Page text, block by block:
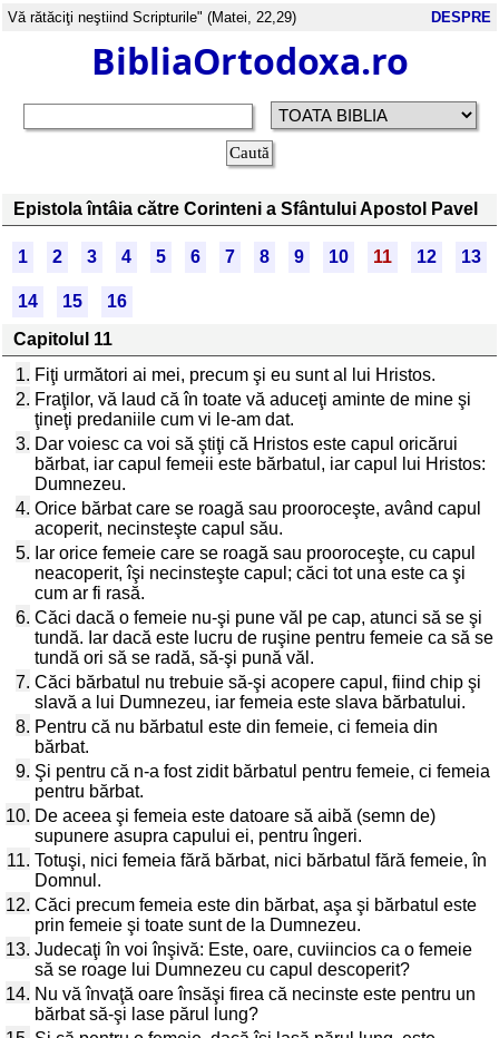
Vă rătăciţi neştiind Scripturile" (Matei, 22,29) DESPRE
BibliaOrtodoxa.ro
Epistola întâia către Corinteni a Sfântului Apostol Pavel
1 2 3 4 5 6 7 8 9 10 11 12 13
14 15
16
Capitolul 11
1. Fiţi următori ai mei, precum şi eu sunt al lui Hristos.
2. Fraţilor, vă laud că în toate vă aduceţi aminte de mine şi
ţineţi predaniile cum vi le-am dat.
3. Dar voiesc ca voi să ştiţi că Hristos este capul oricărui
bărbat, iar capul femeii este bărbatul, iar capul lui Hristos:
Dumnezeu.
4. Orice bărbat care se roagă sau prooroceşte, având capul
acoperit, necinsteşte capul său.
5. Iar orice femeie care se roagă sau prooroceşte, cu capul
neacoperit, îşi necinsteşte capul; căci tot una este ca şi
cum ar fi rasă.
6. Căci dacă o femeie nu-şi pune văl pe cap, atunci să se şi
tundă. Iar dacă este lucru de ruşine pentru femeie ca să se
tundă ori să se radă, să-şi pună văl.
7. Căci bărbatul nu trebuie să-şi acopere capul, fiind chip şi
slavă a lui Dumnezeu, iar femeia este slava bărbatului.
8. Pentru că nu bărbatul este din femeie, ci femeia din
bărbat.
9. Şi pentru că n-a fost zidit bărbatul pentru femeie, ci femeia
pentru bărbat.
10. De aceea şi femeia este datoare să aibă (semn de)
supunere asupra capului ei, pentru îngeri.
11. Totuşi, nici femeia fără bărbat, nici bărbatul fără femeie, în
Domnul.
12. Căci precum femeia este din bărbat, aşa şi bărbatul este
prin femeie şi toate sunt de la Dumnezeu.
13. Judecaţi în voi înşivă: Este, oare, cuviincios ca o femeie
să se roage lui Dumnezeu cu capul descoperit?
14. Nu vă învaţă oare însăşi firea că necinste este pentru un
bărbat să-şi lase părul lung?